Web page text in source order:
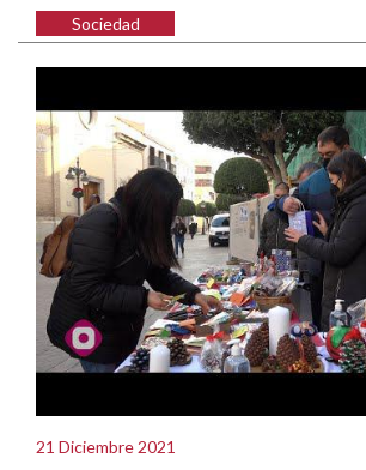
Sociedad
21 Diciembre 2021